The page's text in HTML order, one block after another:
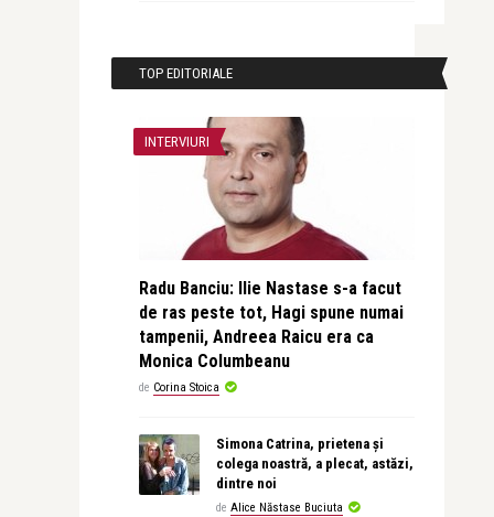
TOP EDITORIALE
INTERVIURI
Radu Banciu: Ilie Nastase s-a facut
de ras peste tot, Hagi spune numai
tampenii, Andreea Raicu era ca
Monica Columbeanu
de Corina Stoica
Simona Catrina, prietena și
colega noastră, a plecat, astăzi,
dintre noi
de Alice Năstase Buciuta